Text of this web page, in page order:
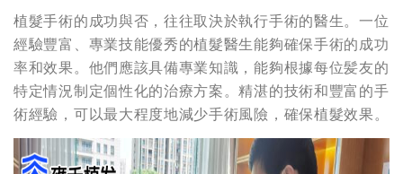
植髮手術的成功與否，往往取決於執行手術的醫生。一位
經驗豐富、專業技能優秀的植髮醫生能夠確保手術的成功
率和效果。他們應該具備專業知識，能夠根據每位髪友的
特定情況制定個性化的治療方案。精湛的技術和豐富的手
術經驗，可以最大程度地減少手術風險，確保植髮效果。